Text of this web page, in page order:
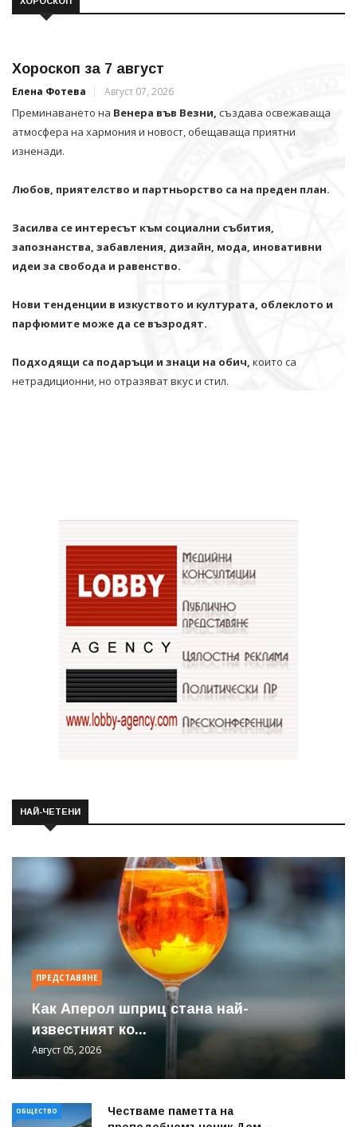
Хороскоп за 7 август
Елена Фотева Август 07, 2026
Преминаването на Венера във Везни, създава освежаваща
атмосфера на хармония и новост, обещаваща приятни
изненади.
Любов, приятелство и партньорство са на преден план.
Засилва се интересът към социални събития,
запознанства, забавления, дизайн, мода, иновативни
идеи за свобода и равенство.
Нови тенденции в изкуството и културата, облеклото и
парфюмите може да се възродят.
Подходящи са подаръци и знаци на обич, които са
нетрадиционни, но отразяват вкус и стил.
НАЙ-ЧЕТЕНИ
ПРЕДСТАВЯНЕ
Как Аперол шприц стана най-
известният ко...
Август 05, 2026
ОБЩЕСТВО
Честваме паметта на